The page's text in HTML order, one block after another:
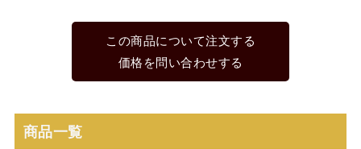
この商品について注文する
価格を問い合わせする
商品一覧